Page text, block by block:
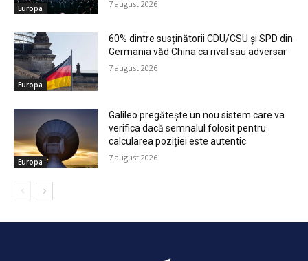
Europa 7 august 2026
Europa
60% dintre susținătorii CDU/CSU și SPD din
Germania văd China ca rival sau adversar
7 august 2026
Europa
Galileo pregătește un nou sistem care va
verifica dacă semnalul folosit pentru
calcularea poziției este autentic
7 august 2026